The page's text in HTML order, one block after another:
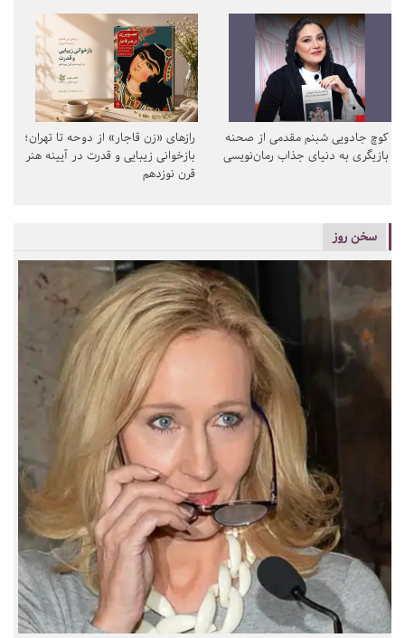
کوچ جادویی شبنم مقدمی از صحنه
بازیگری به دنیای جذاب رمان‌نویسی
رازهای «زن قاجار» از دوحه تا تهران؛
بازخوانی زیبایی و قدرت در آیینه هنر
قرن نوزدهم
سخن روز